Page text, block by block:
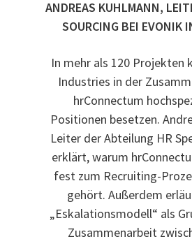
ANDREAS KUHLMANN,
SOURCING BEI EVONIK
In mehr als 120 Projekten
Industries in der
hrConnectum
Positionen besetzen.
Leiter der Abteilung HR
erklärt, warum
fest zum Recruiting-
gehört. Außerdem
„Eskalationsmodell“ als
Zusammenarbeit